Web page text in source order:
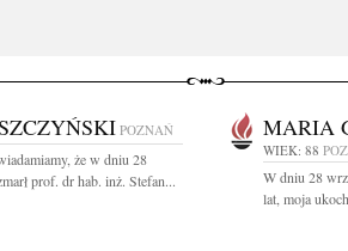
POZNAŃ
że w dniu 28
prof. dr hab. inż. Stefan...
MARIA
WIEK: 88
W dniu 28
lat, moja